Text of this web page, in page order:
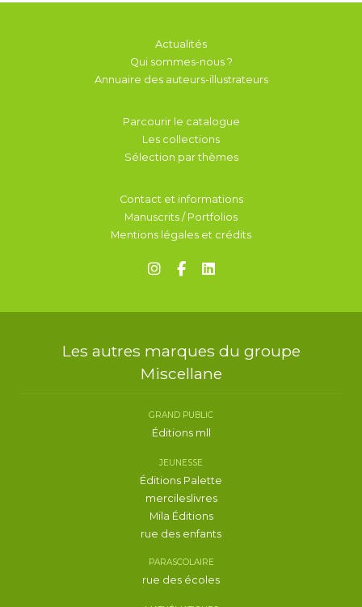
Actualités
Qui sommes-nous ?
Annuaire des auteurs-illustrateurs
Parcourir le catalogue
Les collections
Sélection par thèmes
Contact et informations
Manuscrits / Portfolios
Mentions légales et crédits
Les autres marques du groupe
Miscellane
GRAND PUBLIC
Éditions mll
JEUNESSE
Éditions Palette
mercileslivres
Mila Éditions
rue des enfants
PARASCOLAIRE
rue des écoles